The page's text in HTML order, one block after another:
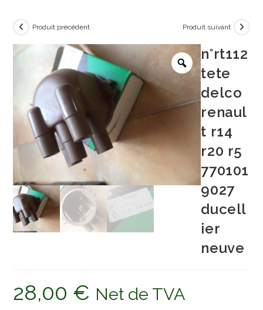
Produit précédent Produit suivant
n°rt112
tete
delco
renaul
t r14
r20 r5
770101
9027
ducell
ier
neuve
28,00 € Net de TVA